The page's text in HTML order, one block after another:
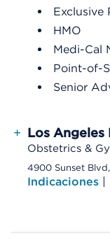
Exclusive
HMO
Medi-Cal
Point-of-
Senior
+ Los Angeles
Obstetrics &
4900 Sunset
Indicaciones |